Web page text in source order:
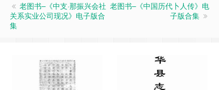
老图书–《中支·那振兴会社
关系实业公司现况》电子版合
集
老图书–《中国历代卜人传》电
子版合集